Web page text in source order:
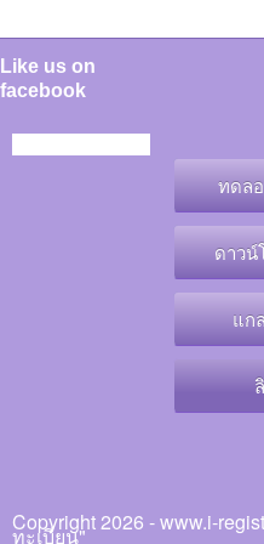
Copyright 2026 - www.i-
ทะเบียน"
Like us on
facebook
ทดล
ดาว
แก